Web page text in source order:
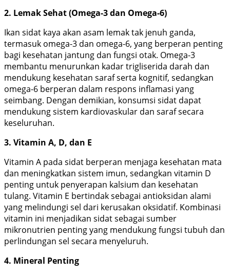
2. Lemak Sehat (Omega-3 dan Omega-6)
Ikan sidat kaya akan asam lemak tak jenuh ganda,
termasuk omega-3 dan omega-6, yang berperan penting
bagi kesehatan jantung dan fungsi otak. Omega-3
membantu menurunkan kadar trigliserida darah dan
mendukung kesehatan saraf serta kognitif, sedangkan
omega-6 berperan dalam respons inflamasi yang
seimbang. Dengan demikian, konsumsi sidat dapat
mendukung sistem kardiovaskular dan saraf secara
keseluruhan.
3. Vitamin A, D, dan E
Vitamin A pada sidat berperan menjaga kesehatan mata
dan meningkatkan sistem imun, sedangkan vitamin D
penting untuk penyerapan kalsium dan kesehatan
tulang. Vitamin E bertindak sebagai antioksidan alami
yang melindungi sel dari kerusakan oksidatif. Kombinasi
vitamin ini menjadikan sidat sebagai sumber
mikronutrien penting yang mendukung fungsi tubuh dan
perlindungan sel secara menyeluruh.
4. Mineral Penting